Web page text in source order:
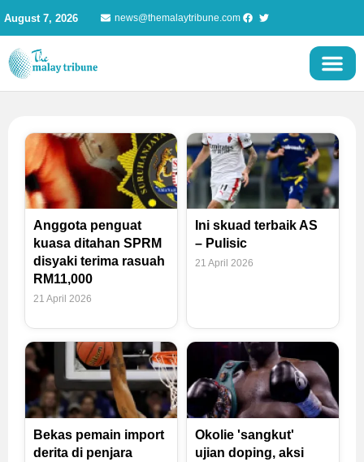
content
August 7, 2026 news@themalaytribune.com
Anggota penguat
kuasa ditahan SPRM
disyaki terima rasuah
RM11,000
21 April 2026
Ini skuad terbaik AS
– Pulisic
21 April 2026
Bekas pemain import
derita di penjara
Okolie 'sangkut'
ujian doping, aksi
PagePagePage Page